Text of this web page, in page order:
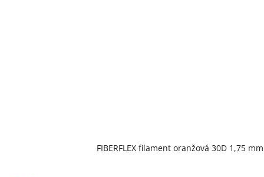
FIBERFLEX filament oranžová 30D 1,75